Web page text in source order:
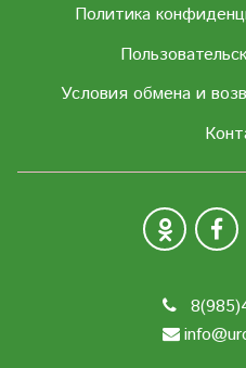
Политика
Условия обмена и